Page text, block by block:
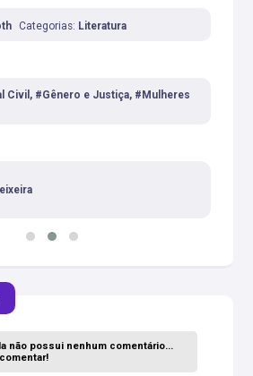
público e a pesquisa acadêmica,
e vida, norma e realidade, razão
Categorias: Literatura
Civil, #Gênero e Justiça, #Mulheres
não possui nenhum comentário...